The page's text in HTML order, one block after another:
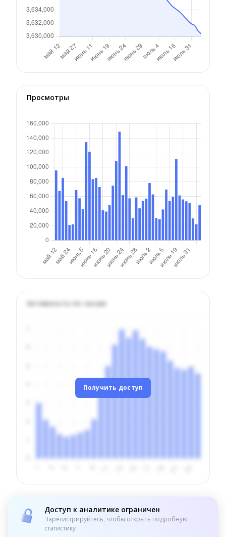
Просмотры
Активность по часам
Получить доступ
Доступ к аналитике ограничен
Зарегистрируйтесь, чтобы открыть подробную
статистику